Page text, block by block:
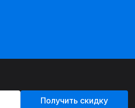
Получить скидку